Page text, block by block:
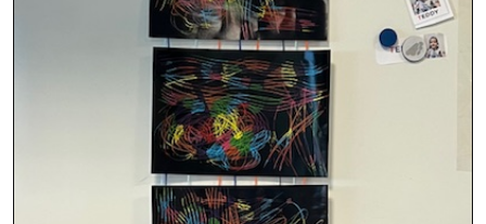
Saint Jean-Baptiste de la Salle